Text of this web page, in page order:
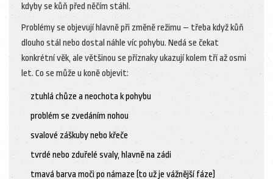
kdyby se kůň před něčím stáhl.
Problémy se objevují hlavně při změně režimu – třeba když kůň
dlouho stál nebo dostal náhle víc pohybu. Nedá se čekat
konkrétní věk, ale většinou se příznaky ukazují kolem tří až osmi
let. Co se může u koně objevit:
ztuhlá chůze a neochota k pohybu
problém se zvedáním nohou
svalové záškuby nebo křeče
tvrdé nebo zduřelé svaly, hlavně na zádi
tmavá barva moči po námaze (to už je vážnější fáze)